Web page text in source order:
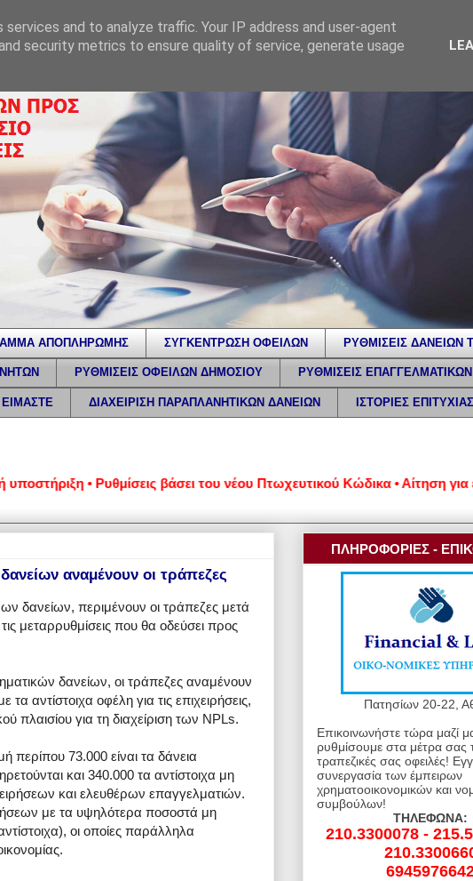
ΑΠΟΠΛΗΡΩΜΗΣ ΣΥΓΚΕΝΤΡΩΣΗ ΟΦΕΙΛΩΝ ΡΥΘΜΙΣΕΙΣ ΔΑΝΕΙΩΝ
ΡΥΘΜΙΣΕΙΣ ΟΦΕΙΛΩΝ ΔΗΜΟΣΙΟΥ ΡΥΘΜΙΣΕΙΣ
ΕΙΜΑΣΤΕ ΔΙΑΧΕΙΡΙΣΗ ΠΑΡΑΠΛΑΝΗΤΙΚΩΝ ΔΑΝΕΙΩΝ ΙΣΤΟΡΙΕΣ ΕΠΙΤΥΧΙΑΣ
• Ρυθμίσεις βάσει του νέου Πτωχευτικού Κώδικα • Αίτηση για
αναμένουν οι τράπεζες
δανείων, περιμένουν οι τράπεζες μετά
μεταρρυθμίσεις που θα οδεύσει προς
δανείων, οι τράπεζες αναμένουν
αντίστοιχα οφέλη για τις επιχειρήσεις,
πλαισίου για τη διαχείριση των NPLs.
περίπου 73.000 είναι τα δάνεια
και 340.000 τα αντίστοιχα μη
και ελευθέρων επαγγελματιών.
με τα υψηλότερα ποσοστά μη
οι οποίες παράλληλα
ΠΛΗΡΟΦΟΡΙΕΣ -
Πατησίων 20-22,
Επικοινωνήστε τώρα μαζί
ρυθμίσουμε στα μέτρα σας
τραπεζικές σας οφειλές!
συνεργασία των έμπειρων
χρηματοοικονομικών και
συμβούλων!
ΤΗΛΕΦΩΝΑ:
210.3300078 -
and to analyze traffic. Your IP address and user-agent
security metrics to ensure quality of service, generate usage